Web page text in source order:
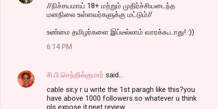
//நிச்சயமாய் 18+ மற்றும் முதிர்ச்சியடைந்த
மனநிலை உள்ளவர்களுக்கு மட்டும்//
உண்மை தமிழர்களை இப்டீல்லாம் வாரக்கூடாது! :))
6:14 PM
சி.பி.செந்தில்குமார் said…
cable sir,y r u write the 1st paragh like this?you
have above 1000 followers.so whatever u think
pls expose it.neet review